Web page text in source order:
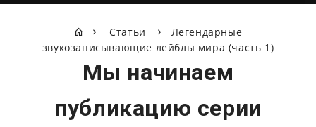
Статьи
Легендарные
звукозаписывающие лейблы мира (часть 1)
Мы начинаем
публикацию серии